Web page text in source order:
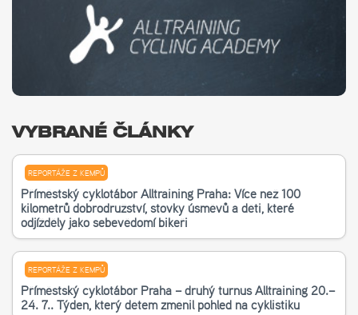
VYBRANÉ ČLÁNKY
REPORTÁŽE Z KEMPŮ
Příměstský cyklotábor Alltraining Praha: Více než 100
kilometrů dobrodružství, stovky úsměvů a děti, které
odjížděly jako sebevědomí bikeři
REPORTÁŽE Z KEMPŮ
Příměstský cyklotábor Praha – druhý turnus Alltraining 20.–
24. 7.. Týden, který dětem změnil pohled na cyklistiku